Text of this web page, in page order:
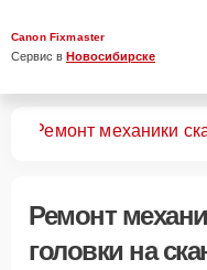
Canon Fixmaster
Сервис в Новосибирске
Ремонт механики
Ремонт
головки на